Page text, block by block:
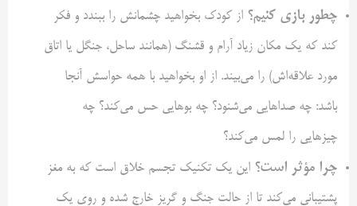
چطور بازی کنیم؟ از کودک بخواهید چشمانش را ببندد و فکر
کند که یک مکان زیاد آرام و قشنگ (همانند ساحل، جنگل یا اتاق
مورد علاقه‌اش) را می‌بیند. از او بخواهید با همه حواسش آنجا
باشد: چه صداهایی می‌شنود؟ چه بوهایی حس می‌کند؟ چه
چیزهایی را لمس می‌کند؟
چرا مؤثر است؟ این یک تکنیک تجسم خلاق است که به مغز
پشتیبانی می‌کند تا از حالت جنگ و گریز خارج شده و روی یک